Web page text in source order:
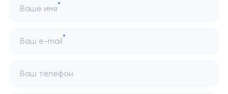
Ваше имя
Ваш e-mail
Ваш телефон